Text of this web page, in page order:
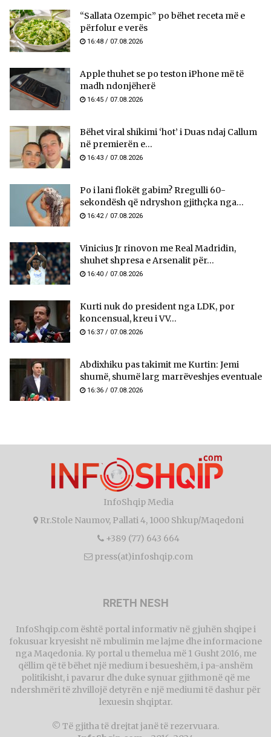
“Sallata Ozempic” po bëhet receta më e
përfolur e verës
16:48 / 07.08.2026
Apple thuhet se po teston iPhone më të
madh ndonjëherë
16:45 / 07.08.2026
Bëhet viral shikimi ‘hot’ i Duas ndaj Callum
në premierën e...
16:43 / 07.08.2026
Po i lani flokët gabim? Rregulli 60-
sekondësh që ndryshon gjithçka nga...
16:42 / 07.08.2026
Vinicius Jr rinovon me Real Madridin,
shuhet shpresa e Arsenalit për...
16:40 / 07.08.2026
Kurti nuk do president nga LDK, por
koncensual, kreu i VV...
16:37 / 07.08.2026
Abdixhiku pas takimit me Kurtin: Jemi
shumë, shumë larg marrëveshjes eventuale
16:36 / 07.08.2026
InfoShqip Media
Rr.Stole Naumov, Pallati 4, 1000 Shkup/Maqedoni
+389 (77) 643 664
press(at)infoshqip.com
RRETH NESH
InfoShqip.com është portal informativ në gjuhën shqipe i
fokusuar kryesisht në mbulimin me lajme dhe informacione
nga Maqedonia. Ky portal u themelua më 1 Gusht 2016, me
qëllim që të bëhet një medium i besueshëm, i pa-anshëm
politikisht, i pavarur dhe duke synuar gjithmonë që me
ndershmëri të zhvillojë detyrën e një mediumi të dashur për
lexuesin shqiptar.
© Të gjitha të drejtat janë të rezervuara.